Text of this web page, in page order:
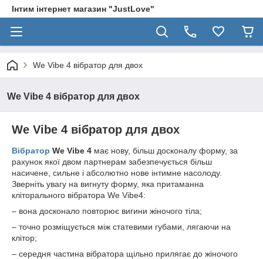
Інтим інтернет магазин "JustLove"
We Vibe 4 вібратор для двох
We Vibe 4 вібратор для двох
We Vibe 4 вібратор для двох
Вібратор We Vibe 4 має нову, більш досконалу форму, за
рахунок якої двом партнерам забезпечується більш
насичене, сильне і абсолютно нове інтимне насолоду.
Зверніть увагу на вигнуту форму, яка притаманна
кліторального вібратора We Vibe4:
– вона досконало повторює вигини жіночого тіла;
– точно розміщується між статевими губами, лягаючи на
клітор;
– середня частина вібратора щільно прилягає до жіночого